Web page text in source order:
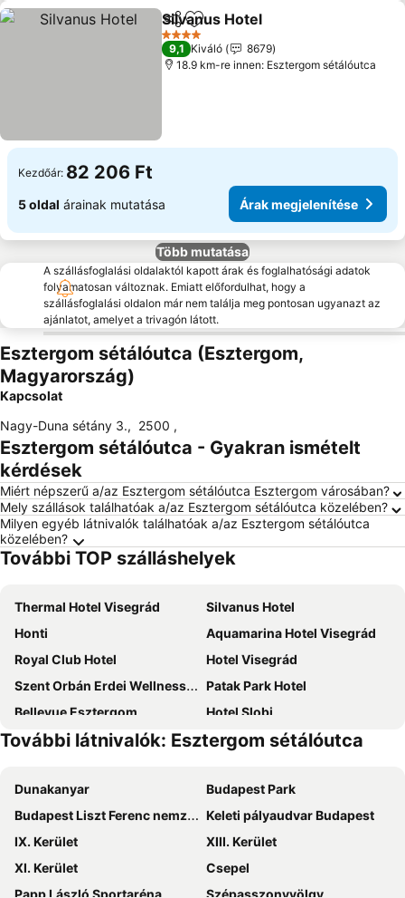
MegosztásHozzáadás a kedvencekhez
Silvanus Hotel
4 Kategória
9,1 Kiváló
8679
18.9 km-re innen: Esztergom sétálóutca
Kezdőár: 82 206 Ft
5 oldal árainak mutatása Árak megjelenítése
Több mutatása
A szállásfoglalási oldalaktól kapott árak és foglalhatósági adatok
folyamatosan változnak. Emiatt előfordulhat, hogy a
szállásfoglalási oldalon már nem találja meg pontosan ugyanazt az
ajánlatot, amelyet a trivagón látott.
Esztergom sétálóutca (Esztergom,
Magyarország)
Kapcsolat
Nagy-Duna sétány 3., 2500 ,
Esztergom sétálóutca - Gyakran ismételt
kérdések
Miért népszerű a/az Esztergom sétálóutca Esztergom városában?
Mely szállások találhatóak a/az Esztergom sétálóutca közelében?
Milyen egyéb látnivalók találhatóak a/az Esztergom sétálóutca
közelében?
További TOP szálláshelyek
Thermal Hotel Visegrád
Silvanus Hotel
Honti
Aquamarina Hotel Visegrád
Royal Club Hotel
Hotel Visegrád
Szent Orbán Erdei Wellness Hotel
Patak Park Hotel
Bellevue Esztergom
Hotel Slobi
Portobello Wellness Hotel Esztergom
Hotel Adalbert Szent Tamás ház
Bazilika alatt Panzió
Édes Otthon Vendégház
Hotel St.Florian Sturovo
Butikhotel Visegrád
Pereszlényi Vendégház
Everlast
Wellness Hotel Thermal
Szent Adalbert Hotel
További látnivalók: Esztergom sétálóutca
Dunakanyar
Budapest Park
Budapest Liszt Ferenc nemzetközi repülőtér
Keleti pályaudvar Budapest
IX. Kerület
XIII. Kerület
XI. Kerület
Csepel
Papp László Sportaréna
Szépasszonyvölgy